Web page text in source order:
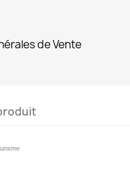
de Vente